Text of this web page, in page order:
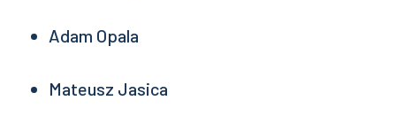
Adam Opala
Mateusz Jasica